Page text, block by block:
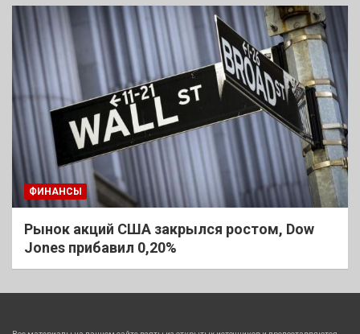
ФИНАНСЫ
Рынок акций США закрылся ростом, Dow
Jones прибавил 0,20%